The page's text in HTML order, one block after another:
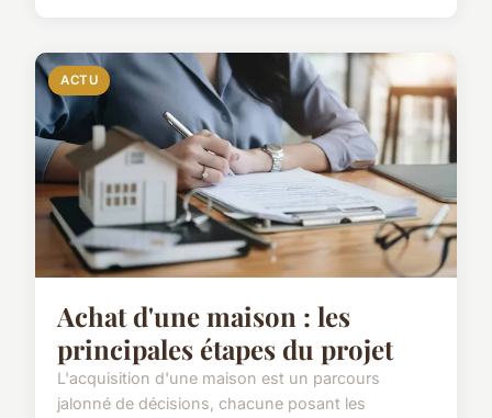
ACTU
Achat d'une maison : les
principales étapes du projet
L'acquisition d'une maison est un parcours
jalonné de décisions, chacune posant les